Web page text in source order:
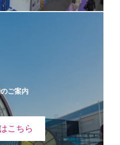
ご案内
こちら